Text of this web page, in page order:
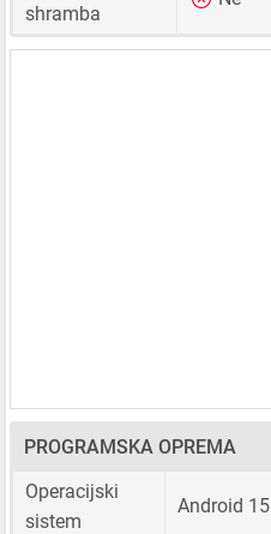
shramba
PROGRAMSKA OPREMA
Operacijski
sistem
Android 15